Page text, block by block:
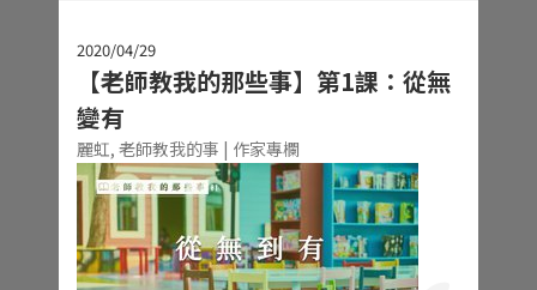
2020/04/29
【老師教我的那些事】第1課：從無
變有
麗虹, 老師教我的事 | 作家專欄